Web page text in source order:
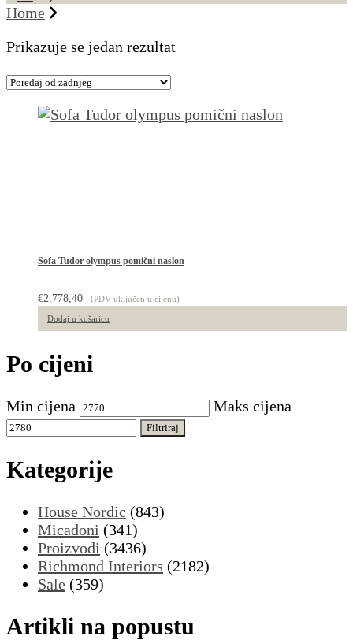
Home
Prikazuje se jedan rezultat
Sofa Tudor olympus pomični naslon
€2.778,40 (PDV uključen u cijenu)
Dodaj u košaricu
Po cijeni
Min cijena Maks cijena
Filtriraj
Kategorije
House Nordic (843)
Micadoni (341)
Proizvodi (3436)
Richmond Interiors (2182)
Sale (359)
Artikli na popustu